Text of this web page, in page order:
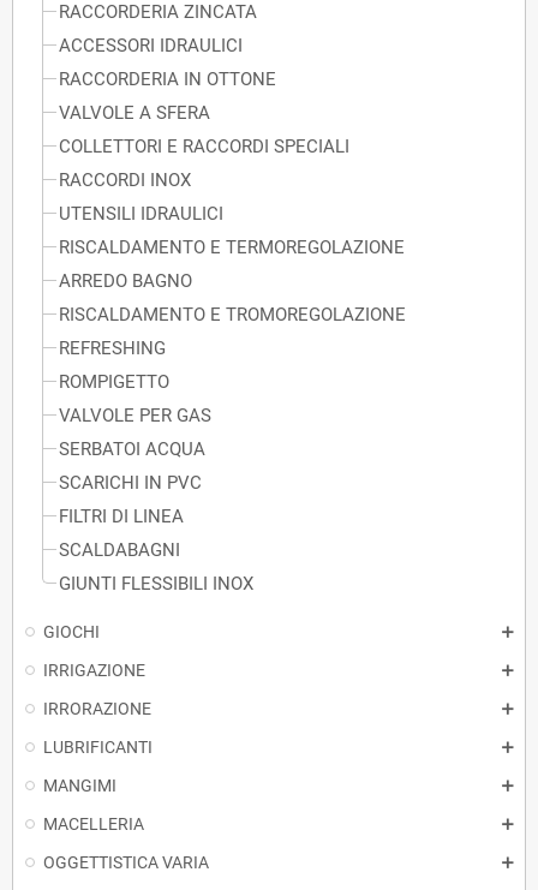
RACCORDERIA ZINCATA
ACCESSORI IDRAULICI
RACCORDERIA IN OTTONE
VALVOLE A SFERA
COLLETTORI E RACCORDI SPECIALI
RACCORDI INOX
UTENSILI IDRAULICI
RISCALDAMENTO E TERMOREGOLAZIONE
ARREDO BAGNO
RISCALDAMENTO E TROMOREGOLAZIONE
REFRESHING
ROMPIGETTO
VALVOLE PER GAS
SERBATOI ACQUA
SCARICHI IN PVC
FILTRI DI LINEA
SCALDABAGNI
GIUNTI FLESSIBILI INOX
GIOCHI
IRRIGAZIONE
IRRORAZIONE
LUBRIFICANTI
MANGIMI
MACELLERIA
OGGETTISTICA VARIA